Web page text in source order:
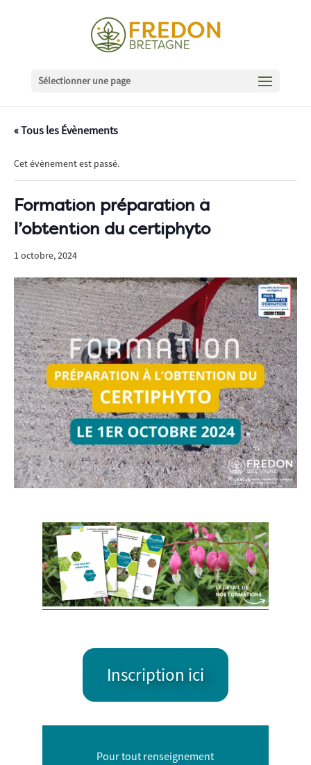
Sélectionner une page
« Tous les Évènements
Cet évènement est passé.
Formation préparation à
l’obtention du certiphyto
1 octobre, 2024
Inscription ici
Pour tout renseignement